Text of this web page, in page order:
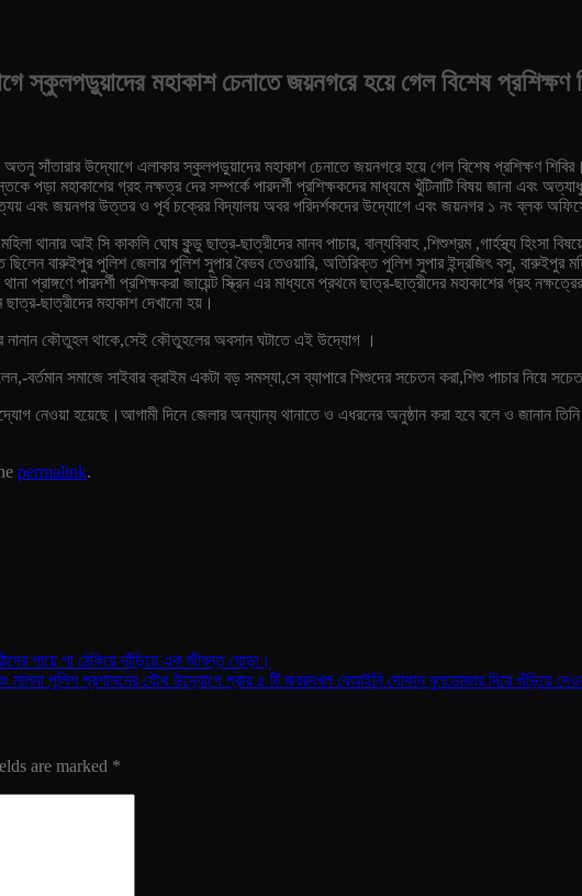
মহাকাশ চেনাতে জয়নগরে হয়ে গেল বিশেষ প্রশিক্ষণ
সাঁতারার উদ্যোগে এলাকার স্কুলপড়ুয়াদের মহাকাশ চেনাতে জয়নগরে হয়ে গেল বিশেষ প্রশিক্ষণ
পড়া মহাকাশের গ্রহ নক্ষত্র দের সম্পর্কে পারদর্শী প্রশিক্ষকদের মাধ্যমে খুঁটিনাটি বিষয় জানা এবং
এবং জয়নগর উত্তর ও পূর্ব চক্রের বিদ্যালয় অবর পরিদর্শকদের উদ্যোগে এবং জয়নগর ১ নং ব্লক
থানার আই সি কাকলি ঘোষ কুন্ডু ছাত্র-ছাত্রীদের মানব পাচার, বাল্যবিবাহ ,শিশুশ্রম ,গার্হস্থ্য হিংসা
ছিলেন বারুইপুর পুলিশ জেলার পুলিশ সুপার বৈভব তেওয়ারি, অতিরিক্ত পুলিশ সুপার ইন্দ্রজিৎ বসু,
থানা প্রাঙ্গণে পারদর্শী প্রশিক্ষকরা জায়েন্ট স্ক্রিন এর মাধ্যমে প্রথমে ছাত্র-ছাত্রীদের মহাকাশের গ্রহ
ছাত্রীদের মহাকাশ দেখানো হয়।
নানান কৌতুহল থাকে,সেই কৌতুহলের অবসান ঘটাতে এই উদ্যোগ ।
বর্তমান সমাজে সাইবার ক্রাইম একটা বড় সমস্যা,সে ব্যাপারে শিশুদের সচেতন করা,শিশু পাচার নিয়ে
নেওয়া হয়েছে।আগামী দিনে জেলার অন্যান্য থানাতে ও এধরনের অনুষ্ঠান করা হবে বলে ও জানান
permalink.
গায়ে গা ঠেকিয়ে দাঁড়িয়ে এক জীবন্ত ঘোড়া।
মালদা পুলিশ প্রশাসনের যৌথ উদ্যোগে প্রায় ৫ টি জবরদখল বেআইনি দোকান বুলডোজার দিয়ে গুঁড়িয়ে
are marked *